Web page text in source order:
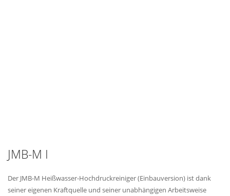
JMB-M I
Der JMB-M Heißwasser-Hochdruckreiniger (Einbauversion) ist dank
seiner eigenen Kraftquelle und seiner unabhängigen Arbeitsweise